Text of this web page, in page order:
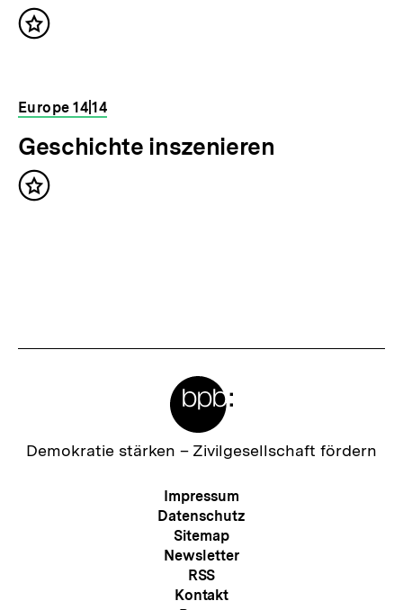
Inhalt
Europe 14|14
Geschichte inszenieren
Inhalt
Zur
Demokratie stärken – Zivilgesellschaft fördern
Meta-
Navigation
Impressum
Datenschutz
Sitemap
Newsletter
RSS
Kontakt